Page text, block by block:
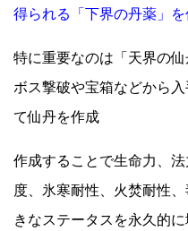
得られる「下界の丹薬」を
特に重要なのは「天界の
ボス撃破や宝箱などから
て仙丹を作成
作成することで生命力、
度、氷寒耐性、火焚耐性
きなステータスを永久的